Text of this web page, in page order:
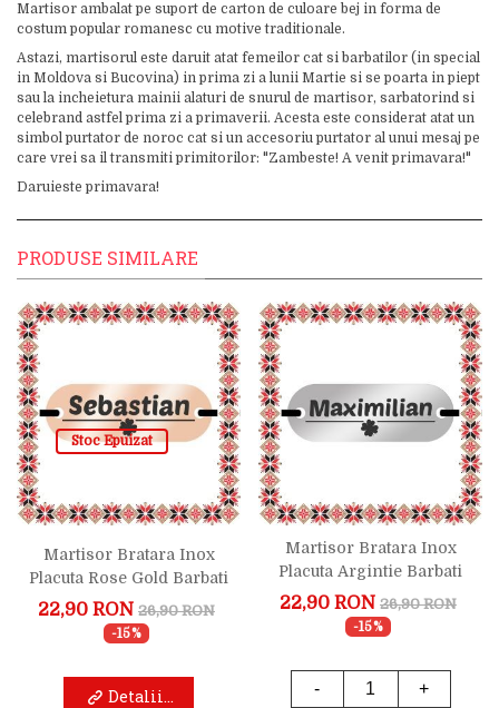
Martisor ambalat pe suport de carton de culoare bej in forma de
costum popular romanesc cu motive traditionale.
Astazi, martisorul este daruit atat femeilor cat si barbatilor (in special
in Moldova si Bucovina) in prima zi a lunii Martie si se poarta in piept
sau la incheietura mainii alaturi de snurul de martisor, sarbatorind si
celebrand astfel prima zi a primaverii. Acesta este considerat atat un
simbol purtator de noroc cat si un accesoriu purtator al unui mesaj pe
care vrei sa il transmiti primitorilor: "Zambeste! A venit primavara!"
Daruieste primavara!
PRODUSE SIMILARE
Stoc Epuizat
Martisor Bratara Inox
Placuta Rose Gold Barbati
Nume Sebastian
22,90 RON 26,90 RON
-15%
Detalii...
Martisor Bratara Inox
Placuta Argintie Barbati
Nume Maximilian
22,90 RON 26,90 RON
-15%
- +